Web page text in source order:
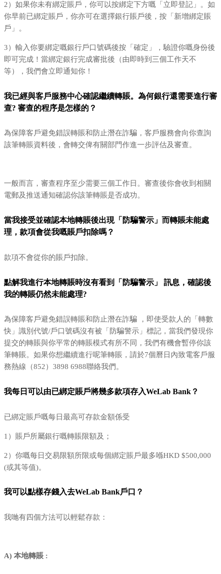
2）如果你未有綁定賬戶，你可以按綁定下方嘅「立即登記」。如
你早前已綁定賬戶，你亦可在選擇銀行賬戶後，按「新增綁定賬
戶」。
3）輸入你要綁定嘅銀行戶口號碼後按「確定」，驗證你嘅身份後
即可完成！當綁定銀行完成審批後（由即時到三個工作天不
等），我們會立即通知你！
我已經與客戶服務中心確認繼續轉賬。為何銀行還需要進行審
查? 審查的程序是怎樣的？
為保障客戶避免錯誤轉賬和防止潛在詐騙，客戶服務會向你查詢
該筆轉賬資料後，會轉交俾有關部門作進一步評估及審查。
一般而言，審查程序至少需要三個工作日。審查後你會收到相關
電郵及推送通知確認你該筆轉賬是否成功。
當我接受並確認本地轉賬後出現「防騙警示」而轉賬未能處
理，款項會從我嘅賬戶扣除嗎？
款項不會從你的賬戶扣除。
點解我進行本地轉賬時沒有看到「防騙警示」 訊息，確認後
我的轉賬仍然未能處理?
為保障客戶避免錯誤轉賬和防止潛在詐騙 ，即使受款人的「轉數
快」識別代號/戶口號碼沒有被「防騙警示」標記，當我們發現你
提交的轉賬與你平常的轉賬模式有所不同，我們有機會暫停你該
筆轉賬。如果你想繼續進行呢筆轉賬，請於7個曆日內致電客戶服
務熱線（852）3898 6988聯絡我們。
我每日可以由已綁定賬戶將幾多款項存入WeLab Bank？
已綁定賬戶嘅每日最高可存款金額係受
1）賬戶所屬銀行嘅轉賬限額及；
2）你嘅每日交易限額所限或每個綁定賬戶最多喺HKD $500,000
(或其等值)。
我可以點樣存錢入去WeLab Bank戶口？
我哋有四個方法可以輕鬆存款：
A) 本地轉賬 :